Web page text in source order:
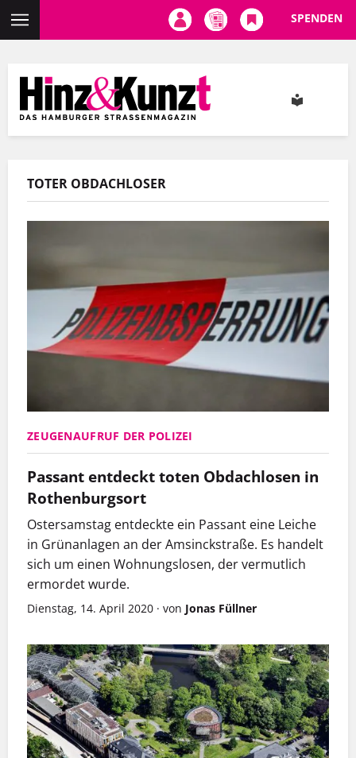
Inhalt
SPENDEN
TOTER OBDACHLOSER
ZEUGENAUFRUF DER POLIZEI
Passant entdeckt toten Obdachlosen in
Rothenburgsort
Ostersamstag entdeckte ein Passant eine Leiche
in Grünanlagen an der Amsinckstraße. Es handelt
sich um einen Wohnungslosen, der vermutlich
ermordet wurde.
Dienstag, 14. April 2020 · von Jonas Füllner